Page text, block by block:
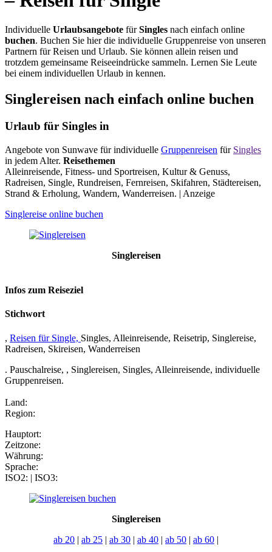
Individuelle Urlaubsangebote fürSingles nach einfach online
buchen. Buchen Sie hier die individuelle Gruppenreise von unseren
Partnern für Reisen und Urlaub. Sie können allein reisen und
trotzdem gemeinsame Reiseeindrücke sammeln. Lernen Sie Leute
bei einem individuellen Urlaub in kennen.
Singlereisen nach einfach online buchen
Urlaub für Singles in
Angebote von Sunwave für individuelle Gruppenreisen für Singles
in jedem Alter. Reisethemen
Alleinreisende, Fitness- und Sportreisen, Kultur & Genuss,
Radreisen, Single, Rundreisen, Fernreisen, Skifahren, Städtereisen,
Strand & Erholung, Wandern, Wanderreisen. | Anzeige
Singlereise online buchen
Singlereisen
Infos zum Reiseziel
Stichwort
, Reisen für Single, Singles, Alleinreisende, Reisetrip, Singlereise,
Radreisen, Skireisen, Wanderreisen
. Pauschalreise, , Singlereisen, Singles, Alleinreisende, individuelle
Gruppenreisen.
Land:
Region:
Hauptort:
Zeitzone:
Währung:
Sprache:
ISO2: | ISO3:
Singlereisen
ab 20 | ab 25 | ab 30 | ab 40 | ab 50 | ab 60 |